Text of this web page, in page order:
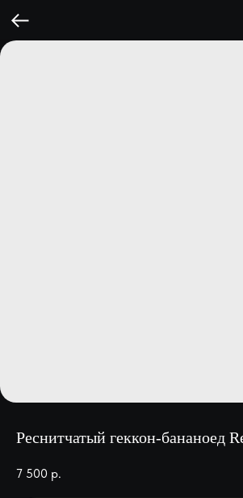
Реснитчатый геккон-бананоед
7 500 р.